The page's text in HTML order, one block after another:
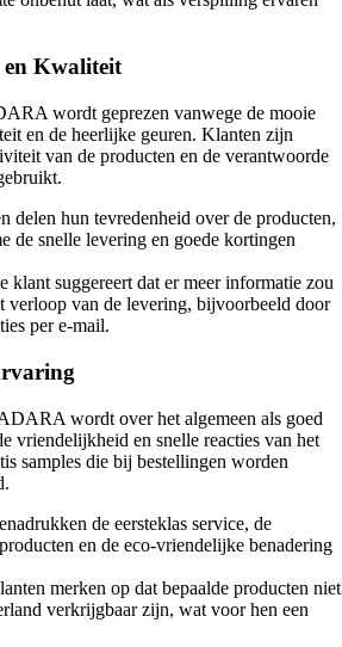
en Kwaliteit
wordt geprezen vanwege de mooie
en de heerlijke geuren. Klanten zijn
van de producten en de verantwoorde
delen hun tevredenheid over de producten,
de snelle levering en goede kortingen
klant suggereert dat er meer informatie zou
verloop van de levering, bijvoorbeeld door
per e-mail.
wordt over het algemeen als goed
vriendelijkheid en snelle reacties van het
samples die bij bestellingen worden
de eersteklas service, de
en de eco-vriendelijke benadering
merken op dat bepaalde producten niet
verkrijgbaar zijn, wat voor hen een